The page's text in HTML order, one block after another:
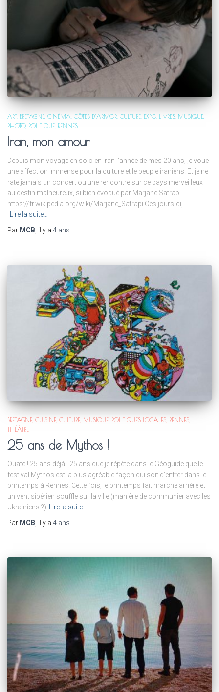
ART BRETAGNE CINÉMA CÔTES D'ARMOR CULTURE EXPO LIVRES MUSIQUE
PHOTO POLITIQUE RENNES
Iran, mon amour
Depuis mon voyage en solo en Iran l’année de mes 20 ans, je voue
une affection immense pour la culture et le peuple iraniens. Et je ne
rate jamais un concert ou une rencontre sur ce pays merveilleux
au destin malheureux, si bien évoqué par Marjane Satrapi.
https://fr.wikipedia.org/wiki/Marjane_Satrapi Ces jours-ci,
Lire la suite…
Par MCB , il y a 4 ans
BRETAGNE CUISINE CULTURE MUSIQUE POLITIQUES LOCALES RENNES
THÉÂTRE
25 ans de Mythos !
Ouate ! 25 ans déjà ! 25 ans que je répète dans le Géoguide que le
festival Mythos est la plus agréable façon qui soit d’entrer dans le
printemps à Rennes. Cette fois, le printemps fait marche arrière et
un vent sibérien souffle sur la ville (manière de communier avec les
Ukrainiens ?) Lire la suite…
Par MCB, il y a 4 ans